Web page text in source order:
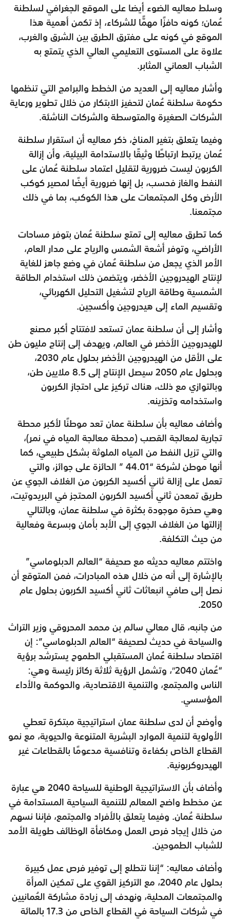
وسلط معاليه الضوء أيضا على الموقع الجغرافي لسلطنة
عُمان؛ كونه حافزًا مهمًّا للشركاء، إذ تكمن أهمية هذا
الموقع في كونه على مفترق الطرق بين الشرق والغرب،
علاوة على المستوى التعليمي العالي الذي يتمتع به
الشباب العماني المثابر.
وأشار معاليه إلى العديد من الخطط والبرامج التي تنظمها
حكومة سلطنة عُمان لتحفيز الابتكار من خلال تطوير ورعاية
الشركات الصغيرة والمتوسطة والشركات الناشئة.
وفيما يتعلق بتغير المناخ، ذكر معاليه أن استقرار سلطنة
عُمان يرتبط ارتباطًا وثيقًا بالاستدامة البيئية، وأن إزالة
الكربون ليست ضرورية لتقليل اعتماد سلطنة عُمان على
النفط والغاز فحسب، بل إنها ضرورية أيضًا لمصير كوكب
الأرض وكل المجتمعات على هذا الكوكب، بما في ذلك
مجتمعنا.
كما تطرق معاليه إلى تمتع سلطنة عُمان بتوفر مساحات
الأراضي، وتوفر أشعة الشمس والرياح على مدار العام،
الأمر الذي يجعل من سلطنة عُمان في وضع جاهز للغاية
لإنتاج الهيدروجين الأخضر، ويتضمن ذلك استخدام الطاقة
الشمسية وطاقة الرياح لتشغيل التحليل الكهربائي،
وتقسيم الماء إلى هيدروجين وأكسجين.
وأشار إلى أن سلطنة عمان تستعد لافتتاح أكبر مصنع
للهيدروجين الأخضر في العالم، ويهدف إلى إنتاج مليون طن
على الأقل من الهيدروجين الأخضر بحلول عام 2030،
وبحلول عام 2050 سيصل الإنتاج إلى 8.5 ملايين طن،
وبالتوازي مع ذلك، هناك تركيز على احتجاز الكربون
واستخدامه وتخزينه.
وأضاف معاليه بأن سلطنة عمان تعد موطنًا لأكبر محطة
تجارية لمعالجة القصب (محطة معالجة المياه في نمر)،
والتي تزيل النفط من المياه الملوثة بشكل طبيعي، كما
أنها موطن لشركة “44.01 ” الحائزة على جوائز، والتي
تعمل على إزالة ثاني أكسيد الكربون من الغلاف الجوي عن
طريق تمعدن ثاني أكسيد الكربون المحتجز في البريدوتيت،
وهي صخرة موجودة بكثرة في سلطنة عمان، وبالتالي
إزالتها من الغلاف الجوي إلى الأبد بأمان وبسرعة وفعالية
من حيث التكلفة.
واختتم معاليه حديثه مع صحيفة “العالم الدبلوماسي”
بالإشارة إلى أنه من خلال هذه المبادرات، فمن المتوقع أن
نصل إلى صافي انبعاثات ثاني أكسيد الكربون بحلول عام
2050.
من جانبه، قال معالي سالم بن محمد المحروقي وزير التراث
والسياحة في حديث لصحيفة “العالم الدبلوماسي”: إن
اقتصاد سلطنة عُمان المستقبلي الطموح يسترشد برؤية
“عُمان 2040″، وتشمل الرؤية ثلاثة ركائز رئيسة وهي:
الناس والمجتمع، والتنمية الاقتصادية، والحوكمة والأداء
المؤسسي.
وأوضح أن لدى سلطنة عمان استراتيجية مبتكرة تعطي
الأولوية لتنمية الموارد البشرية المتنوعة والحيوية، مع نمو
القطاع الخاص بكفاءة وتنافسية مدعومًا بالقطاعات غير
الهيدروكربونية.
وأضاف بأن الاستراتيجية الوطنية للسياحة 2040 هي عبارة
عن مخطط واضح المعالم للتنمية السياحية المستدامة في
سلطنة عُمان. وفيما يتعلق بالأفراد والمجتمع، فإننا نسهم
من خلال إيجاد فرص العمل ومكافأة الوظائف طويلة الأمد
للشباب الطموحين.
وأضاف معاليه: “إننا نتطلع إلى توفير فرص عمل كبيرة
بحلول عام 2040، مع التركيز القوي على تمكين المرأة
والمجتمعات المحلية، ونهدف إلى زيادة مشاركة العُمانيين
في شركات السياحة في القطاع الخاص من 17.3 بالمائة